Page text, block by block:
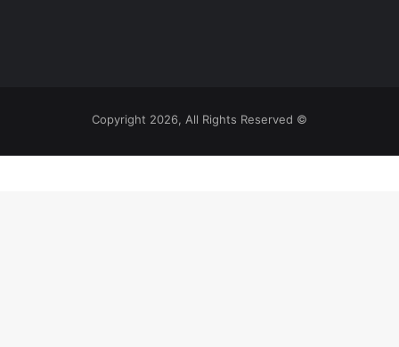
© Copyright 2026, All Rights Reserved